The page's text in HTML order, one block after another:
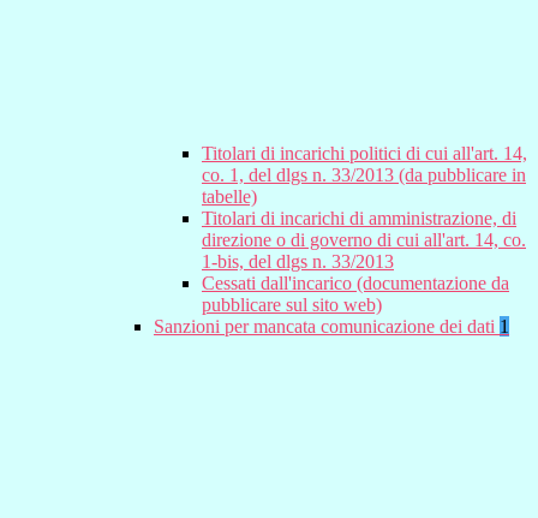
Titolari di incarichi politici di cui all'art. 14,
co. 1, del dlgs n. 33/2013 (da pubblicare in
tabelle)
Titolari di incarichi di amministrazione, di
direzione o di governo di cui all'art. 14, co.
1-bis, del dlgs n. 33/2013
Cessati dall'incarico (documentazione da
pubblicare sul sito web)
Sanzioni per mancata comunicazione dei dati 1